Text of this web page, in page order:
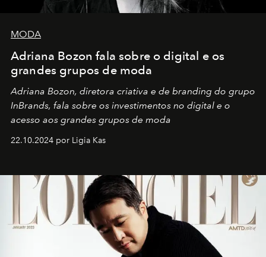
MODA
Adriana Bozon fala sobre o digital e os
grandes grupos de moda
Adriana Bozon, diretora criativa e de branding do grupo
InBrands, fala sobre os investimentos no digital e o
acesso aos grandes grupos de moda
22.10.2024 por Ligia Kas